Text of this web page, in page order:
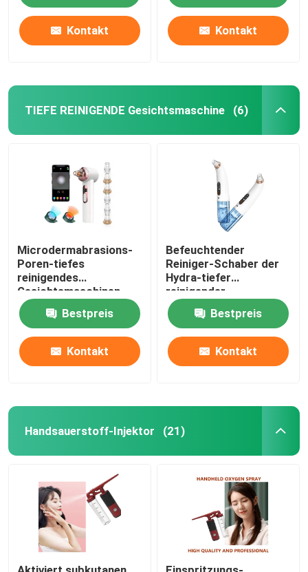
Kontakt Kontakt
TIEFE REINIGENDE Gesichtsmaschine (6)
Microdermabrasions-
Poren-tiefes
reinigendes
Gesichtsmaschinen-
elektrisches Mitesser-
Entferner-Vakuum
200g
Bestpreis
Kontakt
Befeuchtender
Reiniger-Schaber der
Hydra-tiefer
reinigender
Gesichtsmaschinen-
wieder aufladbarer
Poren-500mAh
Bestpreis
Kontakt
Handsauerstoff-Injektor (21)